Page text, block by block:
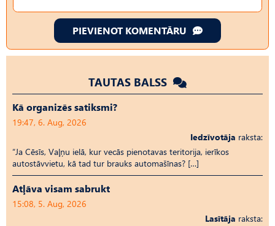
PIEVIENOT KOMENTĀRU
TAUTAS BALSS
Kā organizēs satiksmi?
19:47, 6. Aug, 2026
Iedzīvotāja raksta:
“Ja Cēsīs, Vaļņu ielā, kur vecās pienotavas teritorija, ierīkos
autostāvvietu, kā tad tur brauks automašīnas? […]
Atļāva visam sabrukt
15:08, 5. Aug, 2026
Lasītāja raksta: